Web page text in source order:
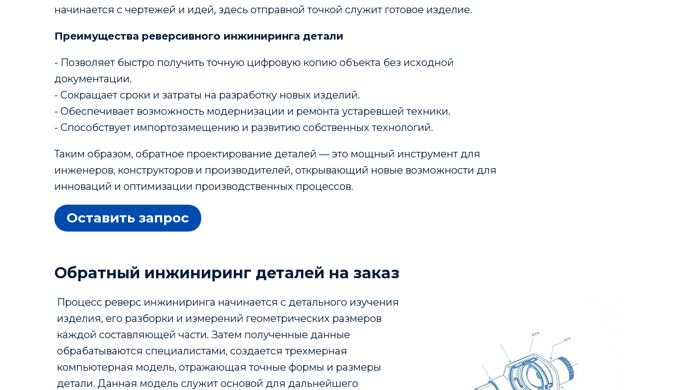
начинается с чертежей и идей, здесь отправной точкой служит готовое изделие.
Преимущества реверсивного инжиниринга детали
- Позволяет быстро получить точную цифровую копию объекта без исходной
документации.
- Сокращает сроки и затраты на разработку новых изделий.
- Обеспечивает возможность модернизации и ремонта устаревшей техники.
- Способствует импортозамещению и развитию собственных технологий.
Таким образом, обратное проектирование деталей — это мощный инструмент для
инженеров, конструкторов и производителей, открывающий новые возможности для
инноваций и оптимизации производственных процессов.
Оставить запрос
Обратный инжиниринг деталей на заказ
Процесс реверс инжиниринга начинается с детального изучения
изделия, его разборки и измерений геометрических размеров
каждой составляющей части. Затем полученные данные
обрабатываются специалистами, создается трехмерная
компьютерная модель, отражающая точные формы и размеры
детали. Данная модель служит основой для дальнейшего